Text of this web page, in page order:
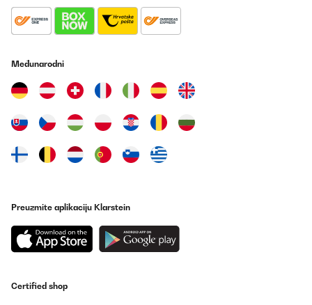
Međunarodni
Preuzmite aplikaciju Klarstein
Certified shop